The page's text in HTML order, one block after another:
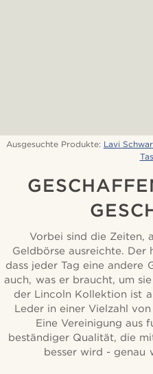
Ausgesuchte Produkte: Lavi
Vorbei sind die Zeiten,
Geldbörse ausreichte. Der
dass jeder Tag eine andere
auch, was er braucht, um
der Lincoln Kollektion ist
Leder in einer Vielzahl
Eine Vereinigung aus
beständiger Qualität, die
besser wird - genau